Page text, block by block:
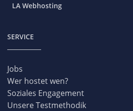
LA Webhosting
SERVICE
Jobs
Wer hostet wen?
Soziales Engagement
Unsere Testmethodik